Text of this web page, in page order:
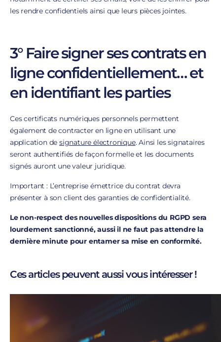
les rendre confidentiels ainsi que leurs pièces jointes.
3° Faire signer ses contrats en
ligne confidentiellement… et
en identifiant les parties
Ces certificats numériques personnels permettent
également de contracter en ligne en utilisant une
application designature électronique. Ainsi les signataires
seront authentifiés de façon formelle et les documents
signés auront une valeur juridique.
Important : L’entreprise émettrice du contrat devra
présenter à son client des garanties de confidentialité.
Le non-respect des nouvelles dispositions du RGPD sera
lourdement sanctionné, aussi il ne faut pas attendre la
dernière minute pour entamer sa mise en conformité.
Ces articles peuvent aussi vous intéresser !